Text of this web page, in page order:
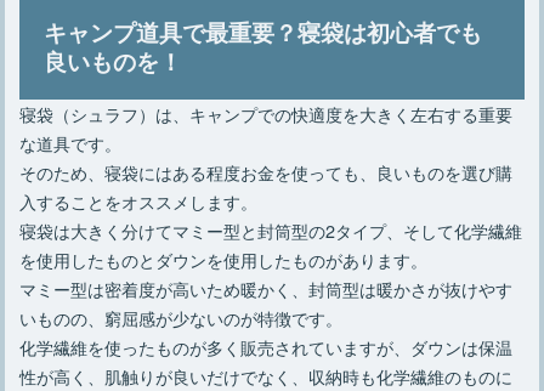
キャンプ道具で最重要？寝袋は初心者でも
良いものを！
寝袋（シュラフ）は、キャンプでの快適度を大きく左右する重要
な道具です。
そのため、寝袋にはある程度お金を使っても、良いものを選び購
入することをオススメします。
寝袋は大きく分けてマミー型と封筒型の2タイプ、そして化学繊維
を使用したものとダウンを使用したものがあります。
マミー型は密着度が高いため暖かく、封筒型は暖かさが抜けやす
いものの、窮屈感が少ないのが特徴です。
化学繊維を使ったものが多く販売されていますが、ダウンは保温
性が高く、肌触りが良いだけでなく、収納時も化学繊維のものに